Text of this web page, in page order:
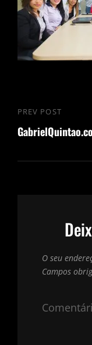
Navegação
de
Previous
Post
PREV POST
O seu
Campos